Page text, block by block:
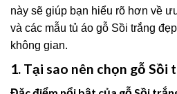
này sẽ giúp bạn hiểu rõ hơn về
và các mẫu tủ áo gỗ Sồi trắng
không gian.
1. Tại sao nên chọn gỗ Sồi